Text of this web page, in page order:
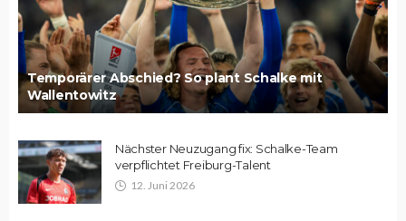
Temporärer Abschied? So plant Schalke mit
Wallentowitz
Nächster Neuzugang fix: Schalke-Team
verpflichtet Freiburg-Talent
12. Juni 2026